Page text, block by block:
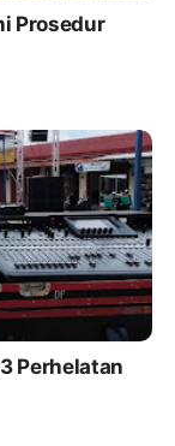
Prosedur
Perhelatan